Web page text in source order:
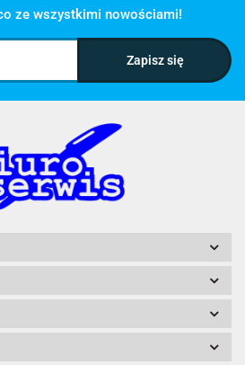
ze wszystkimi nowościami!